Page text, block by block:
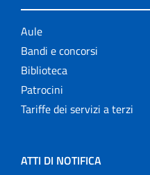
Aule
Bandi e concorsi
Biblioteca
Patrocini
Tariffe dei servizi a terzi
ATTI DI NOTIFICA